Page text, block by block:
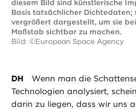
diesem Bild sind künstlerische
Basis tatsächlicher Dichtedaten;
vergrößert dargestellt, um sie
Maßstab sichtbar zu machen.
Bild: ©European Space Agency
DH
Wenn man die
Technologien analysiert,
darin zu liegen, dass wir uns